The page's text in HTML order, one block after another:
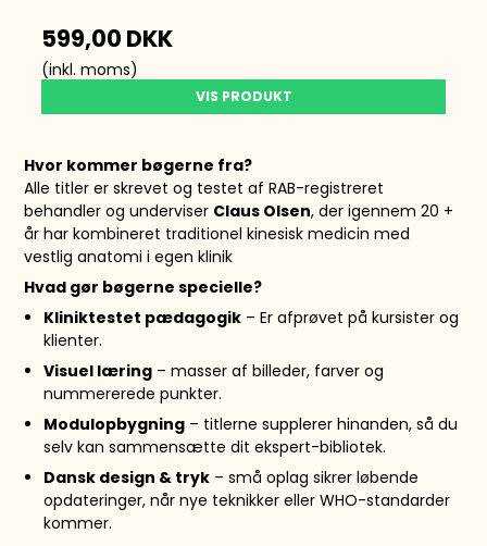
599,00 DKK
(inkl. moms)
VIS PRODUKT
Hvor kommer bøgerne fra?
Alle titler er skrevet og testet af RAB-registreret
behandler og underviser Claus Olsen, der igennem 20 +
år har kombineret traditionel kinesisk medicin med
vestlig anatomi i egen klinik
Hvad gør bøgerne specielle?
Kliniktestet pædagogik– Er afprøvet på kursister og
klienter.
Visuel læring– masser af billeder, farver og
nummererede punkter.
Modulopbygning– titlerne supplerer hinanden, så du
selv kan sammensætte dit ekspert-bibliotek.
Dansk design & tryk– små oplag sikrer løbende
opdateringer, når nye teknikker eller WHO-standarder
kommer.